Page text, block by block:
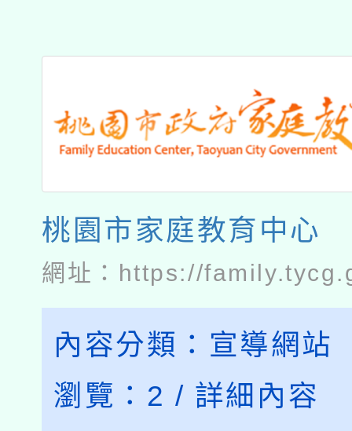
桃園市家庭教育中心
網址： https://
內容分類： 宣導網站
瀏覽： 2 / 詳細內容